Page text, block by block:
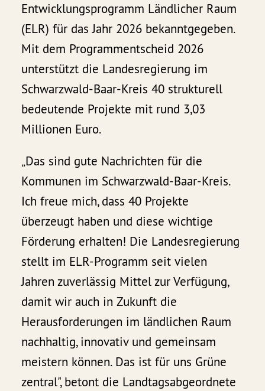
Entwicklungsprogramm Ländlicher Raum
(ELR) für das Jahr 2026 bekanntgegeben.
Mit dem Programmentscheid 2026
unterstützt die Landesregierung im
Schwarzwald-Baar-Kreis 40 strukturell
bedeutende Projekte mit rund 3,03
Millionen Euro.
„Das sind gute Nachrichten für die
Kommunen im Schwarzwald-Baar-Kreis.
Ich freue mich, dass 40 Projekte
überzeugt haben und diese wichtige
Förderung erhalten! Die Landesregierung
stellt im ELR-Programm seit vielen
Jahren zuverlässig Mittel zur Verfügung,
damit wir auch in Zukunft die
Herausforderungen im ländlichen Raum
nachhaltig, innovativ und gemeinsam
meistern können. Das ist für uns Grüne
zentral", betont die Landtagsabgeordnete